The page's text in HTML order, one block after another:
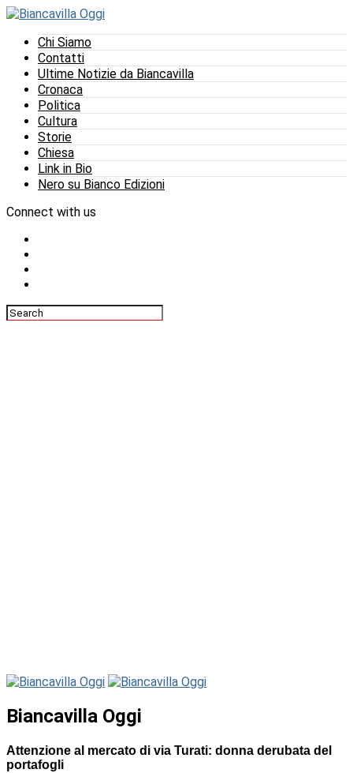
Chi Siamo
Contatti
Ultime Notizie da Biancavilla
Cronaca
Politica
Cultura
Storie
Chiesa
Link in Bio
Nero su Bianco Edizioni
Connect with us
Biancavilla Oggi
Attenzione al mercato di via Turati: donna derubata del
portafogli